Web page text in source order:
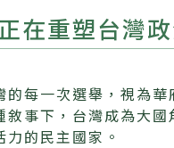
在重塑台灣政
的每一次選舉，視為
敘事下，台灣成為大
力的民主國家。